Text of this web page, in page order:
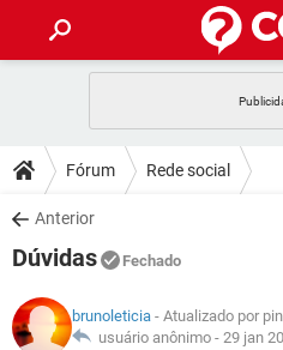
CELULAR
OUTLOOK
INSTAGRAM
GUIA DE COMPRAS
DICAS
JOGOS
INSTAGRAM
DOWNLOADS
JOGOS
CELULAR
OUTLOOK
JOGOS
GLOSSÁRIO
Fórum Rede social
Anterior
Dúvidas Fechado
brunoleticia - Atualizado por
usuário anônimo - 29 jan